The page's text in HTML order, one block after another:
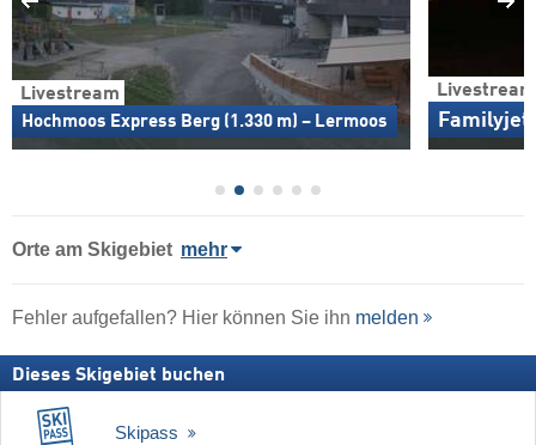
Livestream
Hochmoos Express Berg (1.330 m) – Lermoos
Livestream
Familyjet
Orte am Skigebiet mehr
Fehler aufgefallen? Hier können Sie ihn melden
Dieses Skigebiet buchen
Skipass